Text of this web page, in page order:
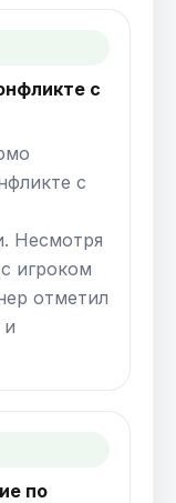
с
с
Несмотря
игроком
отметил
по